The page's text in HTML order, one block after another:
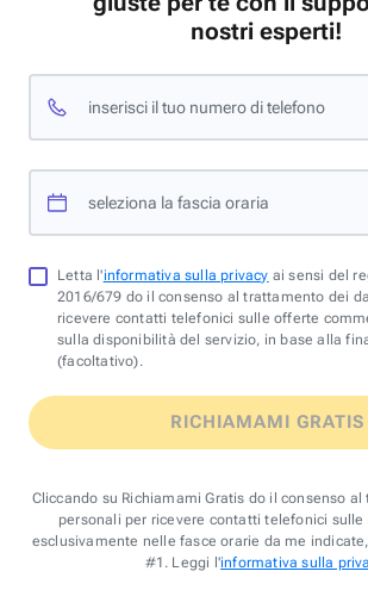
nostri esperti!
inserisci il tuo numero di telefono
seleziona la fascia oraria
Letta l'informativa sulla privacy ai sensi del
2016/679 do il consenso al trattamento dei
ricevere contatti telefonici sulle offerte
sulla disponibilità del servizio, in base alla
(facoltativo).
RICHIAMAMI GRATIS
Cliccando su Richiamami Gratis do il consenso
personali per ricevere contatti telefonici
esclusivamente nelle fasce orarie da me
#1. Leggi l'informativa sulla